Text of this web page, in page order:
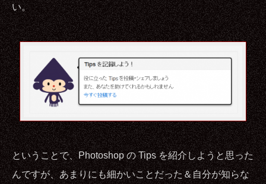
い。
ということで、Photoshop の Tips を紹介しようと思った
んですが、あまりにも細かいことだった＆自分が知らな